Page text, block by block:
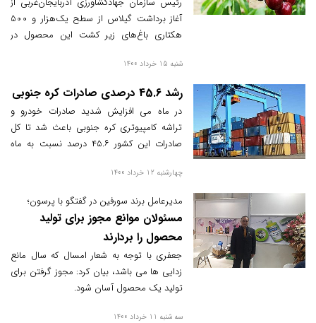
تسهیل مسیر صادراتی محصولات
باغی هسته دار در آذربایجان غربی آغاز برداشت گیلاس از سطح یک‌‌هزار و 500
هکتاری باغ‌های زیر کشت این محصول در
شود که محصول تولیدی در استان علاوه بر
تامین نیاز داخل استان به کشورهای روسیه و
حاشیه خلیج فارس صادر می‌شود.
شنبه 15 خرداد 1400
رشد 45.6 درصدی صادرات کره جنوبی
در ماه می افزایش شدید صادرات خودرو و
تراشه کامپیوتری کره جنوبی باعث شد تا کل
صادرات این کشور ۴۵.۶ درصد نسبت به ماه
چهارشنبه 12 خرداد 1400
مدیرعامل برند سورفین در گفتگو با پرسون؛
مسئولان موانع مجوز برای تولید
محصول را بردارند
جعفری با توجه به شعار امسال که سال مانع
زدایی ها می باشد، بیان کرد: مجوز گرفتن برای
تولید یک محصول آسان شود.
سه شنبه 11 خرداد 1400